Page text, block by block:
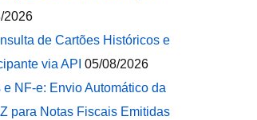
2026
de Cartões Históricos e
via API 05/08/2026
NF-e: Envio Automático da
para Notas Fiscais Emitidas